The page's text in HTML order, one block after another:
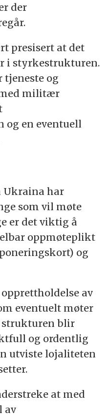
der
presisert at det
i styrkestrukturen.
tjeneste og
militær
og en eventuell
Ukraina har
som vil møte
er det viktig å
oppmøteplikt
og
av
eventuelt møter
strukturen blir
og ordentlig
utviste lojaliteten
at med
av